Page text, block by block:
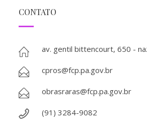
CONTATO
av. gentil bittencourt, 650 -
cpros@fcp.pa.gov.br
obrasraras@fcp.pa.gov.br
(91) 3284-9082